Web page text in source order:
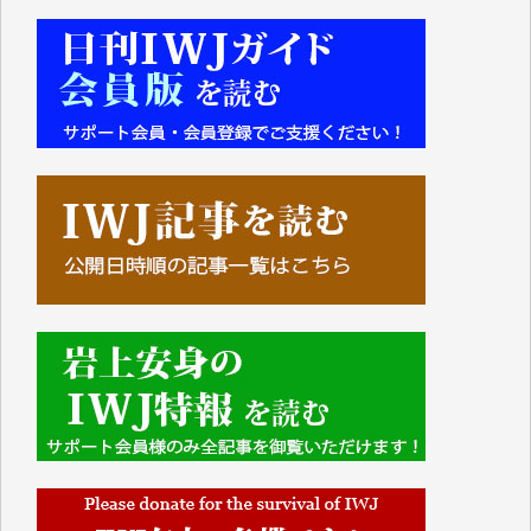
■■■■■■
IWJには、ご寄付・カンパをいただいた方々より、た
くさんの応援のメッセージが届いています。感謝を込
めて、その一部をここにご紹介いたします。